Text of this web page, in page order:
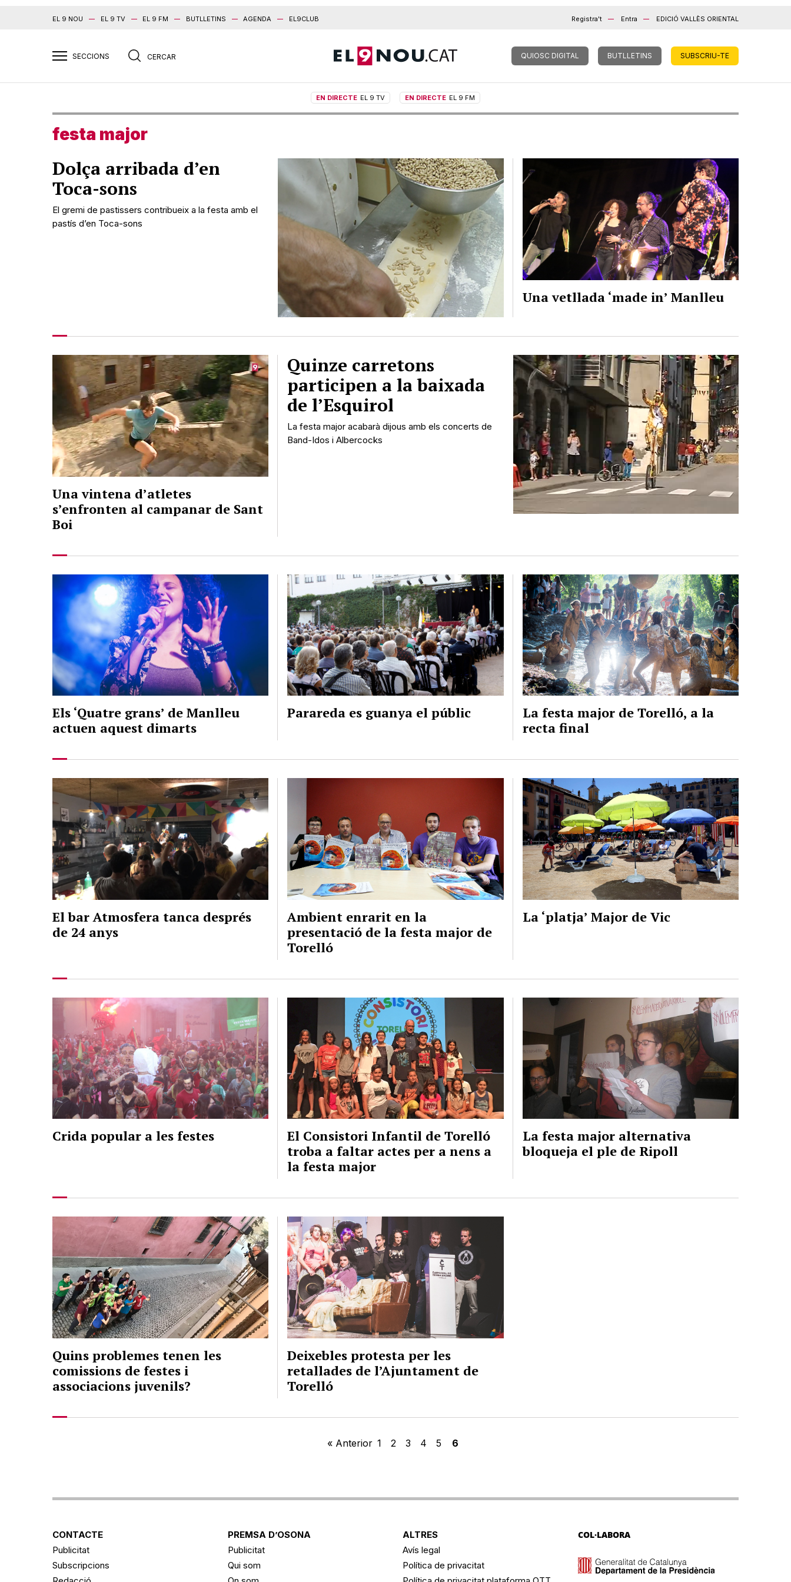
EL 9 NOU EL 9 TV EL 9 FM BUTLLETINS AGENDA EL9CLUB Registra't Entra EDICIÓ VALLÈS ORIENTAL
QUIOSC DIGITAL BUTLLETINS SUBSCRIU-TE
EN DIRECTE EL 9 TV EN DIRECTE EL 9 FM
festa major
Dolça arribada d’en
Toca-sons
El gremi de pastissers contribueix a la festa amb el
pastís d’en Toca-sons
Una vetllada ‘made in’ Manlleu
Una vintena d’atletes
s’enfronten al campanar de Sant
Boi
Quinze carretons
participen a la baixada
de l’Esquirol
La festa major acabarà dijous amb els concerts de
Band-Idos i Albercocks
Els ‘Quatre grans’ de Manlleu
actuen aquest dimarts
Parareda es guanya el públic
La festa major de Torelló, a la
recta final
El bar Atmosfera tanca després
de 24 anys
Ambient enrarit en la
presentació de la festa major de
Torelló
La ‘platja’ Major de Vic
Crida popular a les festes
El Consistori Infantil de Torelló
troba a faltar actes per a nens a
la festa major
La festa major alternativa
bloqueja el ple de Ripoll
Quins problemes tenen les
comissions de festes i
associacions juvenils?
Deixebles protesta per les
retallades de l’Ajuntament de
Torelló
« Anterior 1 2 3 4 5 6
CONTACTE
Publicitat
Subscripcions
PREMSA D’OSONA
Publicitat
Qui som
ALTRES
Avís legal
Política de privacitat
COL·LABORA